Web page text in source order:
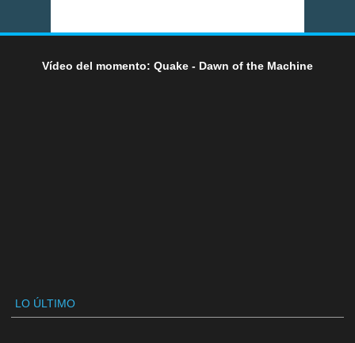
Vídeo del momento: Quake - Dawn of the Machine
LO ÚLTIMO